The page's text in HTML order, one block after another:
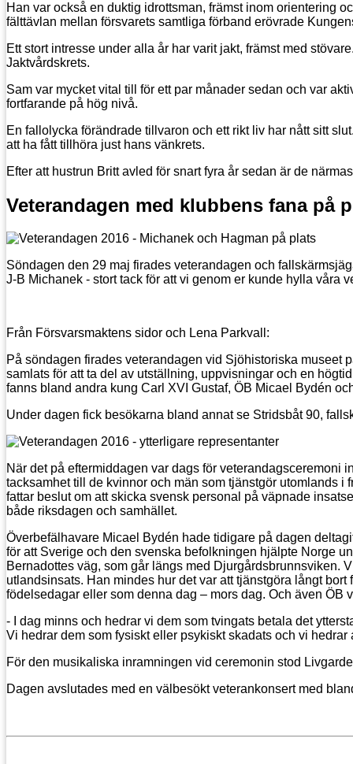
Han var också en duktig idrottsman, främst inom orientering
fälttävlan mellan försvarets samtliga förband erövrade
Ett stort intresse under alla år har varit jakt, främst med
Jaktvårdskrets.
Sam var mycket vital till för ett par månader sedan och var
fortfarande på hög nivå.
En fallolycka förändrade tillvaron och ett rikt liv har nått sitt
att ha fått tillhöra just hans vänkrets.
Efter att hustrun Britt avled för snart fyra år sedan är de
Veterandagen med klubbens fana på
Söndagen den 29 maj firades veterandagen och
J-B Michanek - stort tack för att vi genom er kunde hylla våra
Från Försvarsmaktens sidor och Lena Parkvall:
På söndagen firades veterandagen vid Sjöhistoriska museet
samlats för att ta del av utställning, uppvisningar och en
fanns bland andra kung Carl XVI Gustaf, ÖB Micael Bydén
Under dagen fick besökarna bland annat se Stridsbåt 90,
När det på eftermiddagen var dags för veterandagsceremoni
tacksamhet till de kvinnor och män som tjänstgör utomlands
fattar beslut om att skicka svensk personal på väpnade
både riksdagen och samhället.
Överbefälhavare Micael Bydén hade tidigare på dagen
för att Sverige och den svenska befolkningen hjälpte Norge
Bernadottes väg, som går längs med Djurgårdsbrunnsviken.
utlandsinsats. Han mindes hur det var att tjänstgöra långt
födelsedagar eller som denna dag – mors dag. Och även
- I dag minns och hedrar vi dem som tvingats betala det
Vi hedrar dem som fysiskt eller psykiskt skadats och vi
För den musikaliska inramningen vid ceremonin stod
Dagen avslutades med en välbesökt veterankonsert med